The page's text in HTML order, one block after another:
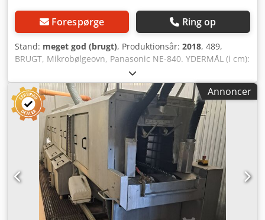
Forespørge Ring op
Stand: meget god (brugt), Produktionsår: 2018, 489,
BRUGT, Mikrobølgeovn, Panasonic NE-840. YDERMÅL (i cm):
- Bredde: 65 - Dybde: 60 - Højde: 47 TEKNISKE DATA: -
Produktionsår: 2018 - Mikrobølgeeffekt: 1800 W -
Mikrobølgefrekvens: 2450 MHz - Kammerkapacitet: 44 liter
- Strømforsyning: 230V 50Hz Den angivne pris er en
nettopris. Følgende betalingsmuligheder er tilgængelige:
transport af enheden. Dedpfx Acjzrah Aopsck VI TALER
ENGELSK, TYSK, FRANSK, RUSISK OG UKRAINSK.
Annoncer